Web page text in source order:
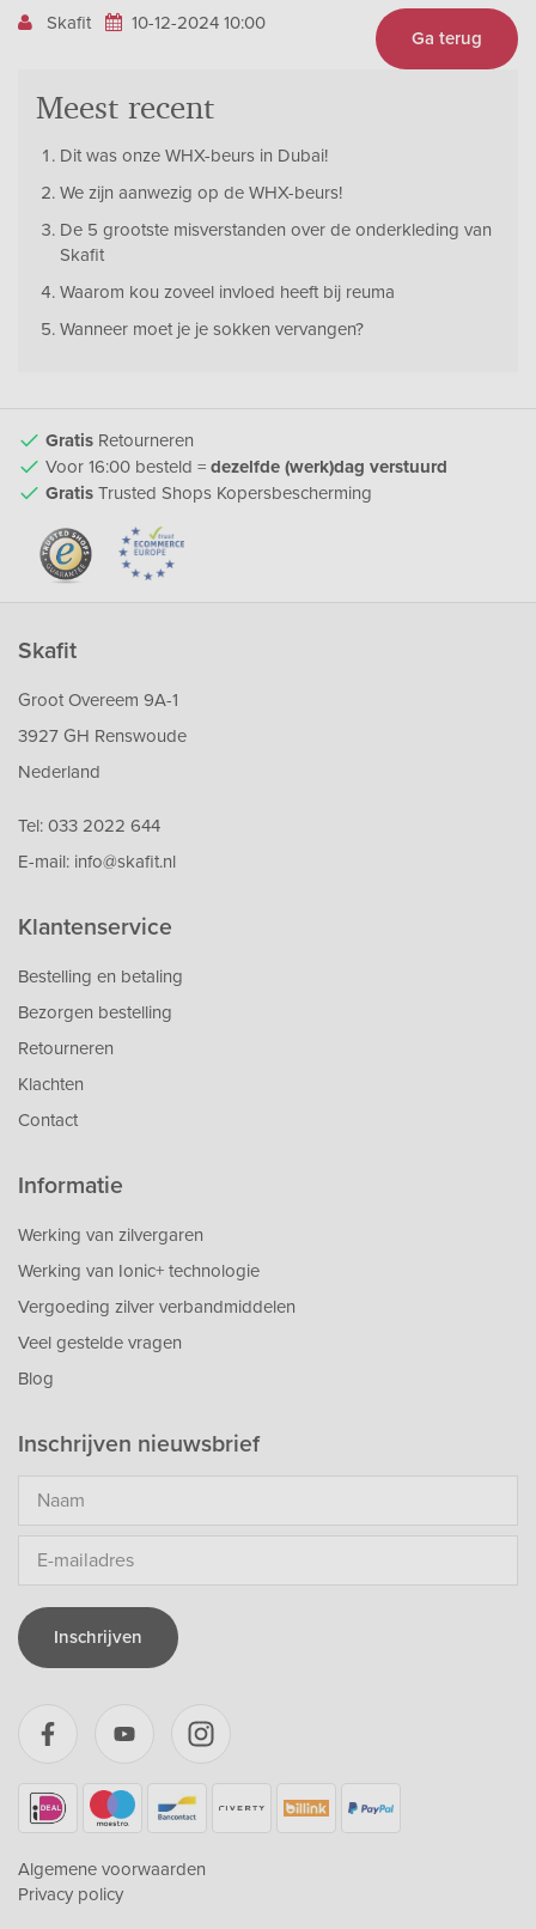
Skafit 10-12-2024 10:00
Ga terug
Meest recent
Dit was onze WHX-beurs in Dubai!
We zijn aanwezig op de WHX-beurs!
De 5 grootste misverstanden over de onderkleding van
Skafit
Waarom kou zoveel invloed heeft bij reuma
Wanneer moet je je sokken vervangen?
Gratis Retourneren
Voor 16:00 besteld = dezelfde (werk)dag verstuurd
Gratis Trusted Shops Kopersbescherming
Skafit
Groot Overeem 9A-1
3927 GH Renswoude
Nederland
Tel: 033 2022 644
E-mail: info@skafit.nl
Klantenservice
Bestelling en betaling
Bezorgen bestelling
Retourneren
Klachten
Contact
Informatie
Werking van zilvergaren
Werking van Ionic+ technologie
Vergoeding zilver verbandmiddelen
Veel gestelde vragen
Blog
Inschrijven nieuwsbrief
Inschrijven
Algemene voorwaarden
Privacy policy